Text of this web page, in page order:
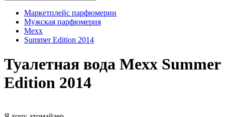
Маркетплейс парфюмерии
Мужская парфюмерия
Mexx
Summer Edition 2014
Туалетная вода Mexx Summer
Edition 2014